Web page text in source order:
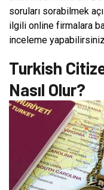
soruları sorabilmek
ilgili online firmalara
inceleme
Turkish
Nasıl Olur?